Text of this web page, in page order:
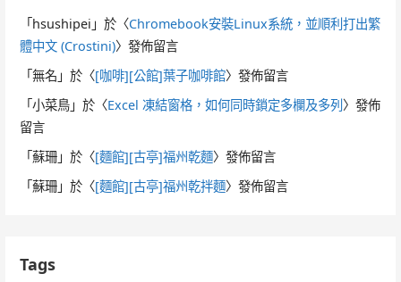
「hsushipei 」於〈Chromebook安裝Linux系統，並順利打出繁
體中文 (Crostini)〉發佈留言
「無名 」於〈[咖啡][公館]葉子咖啡館〉發佈留言
「小菜鳥 」於〈Excel 凍結窗格，如何同時鎖定多欄及多列〉發佈
留言
「蘇珊 」於〈[麵館][古亭]福州乾麵〉發佈留言
「蘇珊 」於〈[麵館][古亭]福州乾拌麵〉發佈留言
Tags